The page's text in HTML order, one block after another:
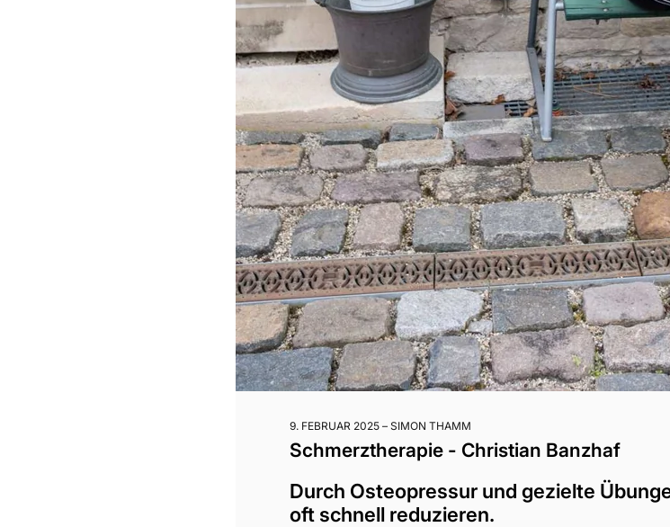
9. FEBRUAR 2025 SIMON THAMM
Schmerztherapie - Christian Banzhaf
Durch Osteopressur und gezielte
oft schnell reduzieren.